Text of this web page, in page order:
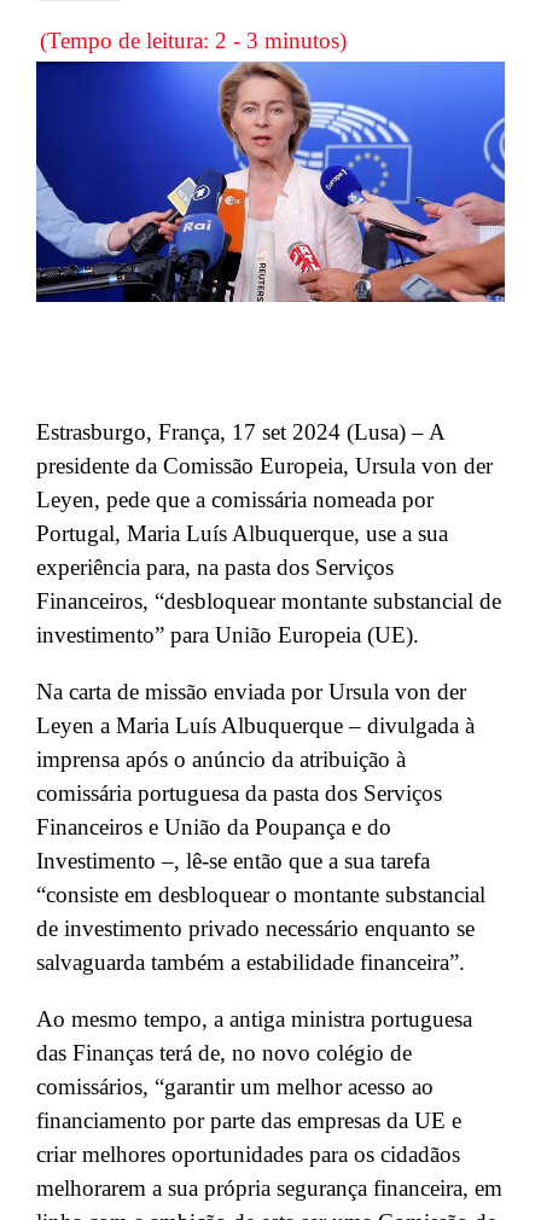
(Tempo de leitura: 2 - 3 minutos)
Estrasburgo, França, 17 set 2024 (Lusa) – A
presidente da Comissão Europeia, Ursula von der
Leyen, pede que a comissária nomeada por
Portugal, Maria Luís Albuquerque, use a sua
experiência para, na pasta dos Serviços
Financeiros, “desbloquear montante substancial de
investimento” para União Europeia (UE).
Na carta de missão enviada por Ursula von der
Leyen a Maria Luís Albuquerque – divulgada à
imprensa após o anúncio da atribuição à
comissária portuguesa da pasta dos Serviços
Financeiros e União da Poupança e do
Investimento –, lê-se então que a sua tarefa
“consiste em desbloquear o montante substancial
de investimento privado necessário enquanto se
salvaguarda também a estabilidade financeira”.
Ao mesmo tempo, a antiga ministra portuguesa
das Finanças terá de, no novo colégio de
comissários, “garantir um melhor acesso ao
financiamento por parte das empresas da UE e
criar melhores oportunidades para os cidadãos
melhorarem a sua própria segurança financeira, em